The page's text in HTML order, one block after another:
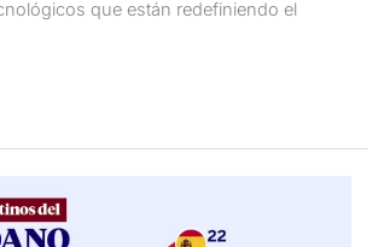
que están redefiniendo el